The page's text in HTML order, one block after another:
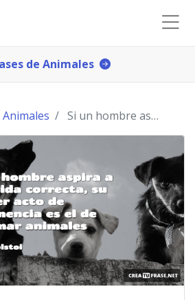
de Animales
Animales Si un hombre aspira a una vida correcta, su primer